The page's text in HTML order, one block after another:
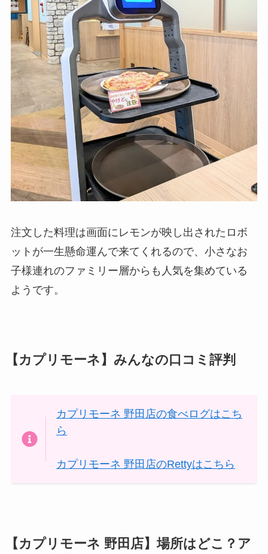
注文した料理は画面にレモンが映し出されたロボ
ットが一生懸命運んで来てくれるので、小さなお
子様連れのファミリー層からも人気を集めている
ようです。
【カプリモーネ】みんなの口コミ評判
カプリモーネ 野田店の食べログはこち
ら
カプリモーネ 野田店のRettyはこちら
【カプリモーネ 野田店】場所はどこ？ア